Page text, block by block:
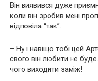
Він виявився дуже
коли він зробив мені
відповіла “так”.
– Ну і навіщо тобі цей
свого він любити не
чого виходити заміж!